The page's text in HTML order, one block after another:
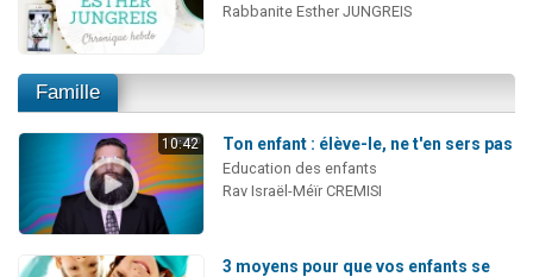
Rabbanite Esther JUNGREIS
Famille
10:42 Ton enfant : élève-le, ne t'en sers pas
Education des enfants
Rav Israël-Méïr CREMISI
3 moyens pour que vos enfants se